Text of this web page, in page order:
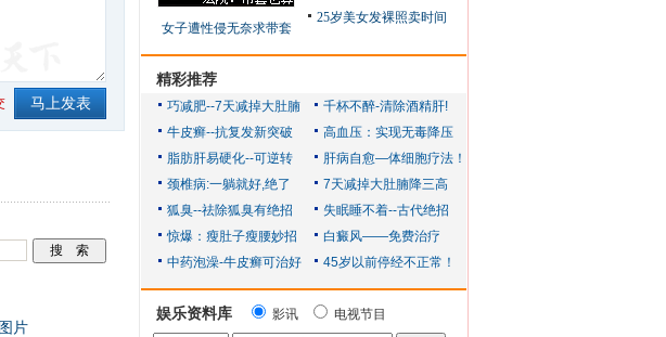
片
女子遭性侵无奈求带套
25岁美女发裸照卖时间
精彩推荐
娱乐资料库 影讯 电视节目